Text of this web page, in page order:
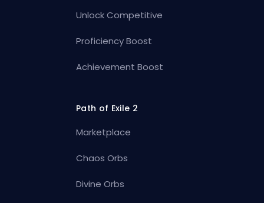
Unlock Competitive
Proficiency Boost
Achievement Boost
Path of Exile 2
Marketplace
Chaos Orbs
Divine Orbs